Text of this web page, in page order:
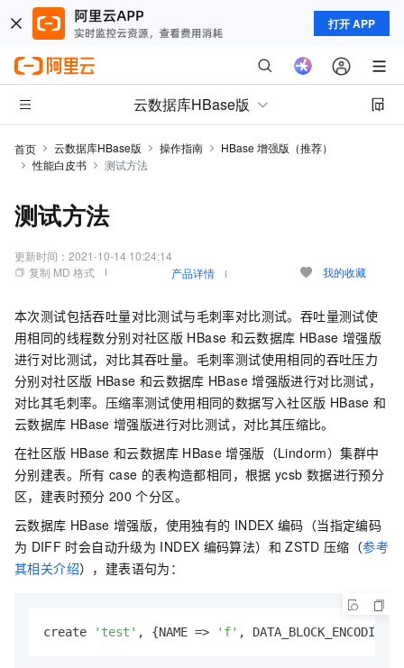
打开 APP
云数据库HBase版
首页 云数据库HBase版 操作指南
HBase 增强版（推荐）
性能白皮书
测试方法
测试方法
更新时间： 2021-10-14 10:24:14
复制 MD 格式
产品详情 我的收藏
本次测试包括吞吐量对比测试与毛刺率对比测试。吞吐量测试使
用相同的线程数分别对社区版 HBase 和云数据库 HBase 增强版
进行对比测试，对比其吞吐量。毛刺率测试使用相同的吞吐压力
分别对社区版 HBase 和云数据库 HBase 增强版进行对比测试，
对比其毛刺率。压缩率测试使用相同的数据写入社区版 HBase 和
云数据库 HBase 增强版进行对比测试，对比其压缩比。
在社区版 HBase 和云数据库 HBase 增强版（Lindorm）集群中
分别建表。所有 case 的表构造都相同，根据 ycsb 数据进行预分
区，建表时预分 200 个分区。
云数据库 HBase 增强版，使用独有的 INDEX 编码（当指定编码
为 DIFF 时会自动升级为 INDEX 编码算法）和 ZSTD 压缩（参考
其相关介绍），建表语句为：
create 'test' , {NAME => 'f' , DATA_BLOCK_ENCODING